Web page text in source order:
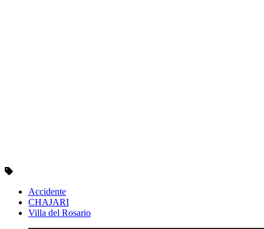
Accidente
CHAJARI
Villa del Rosario